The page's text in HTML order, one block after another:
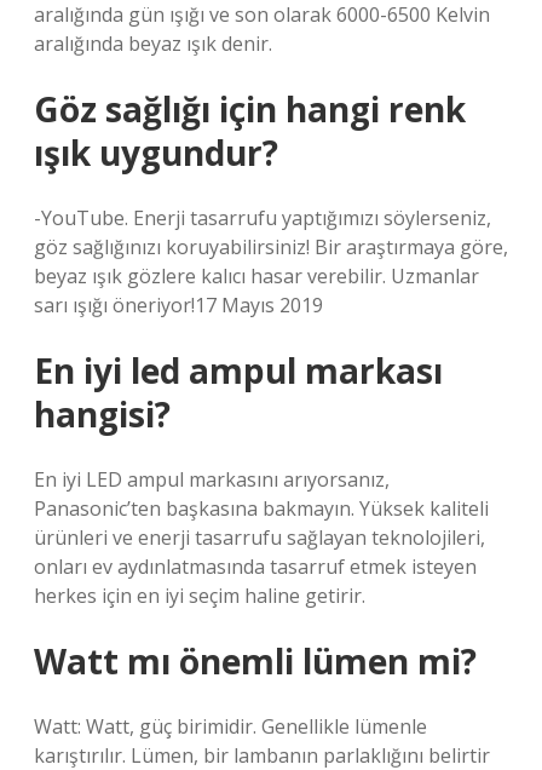
aralığında gün ışığı ve son olarak 6000-6500 Kelvin
aralığında beyaz ışık denir.
Göz sağlığı için hangi renk
ışık uygundur?
-YouTube. Enerji tasarrufu yaptığımızı söylerseniz,
göz sağlığınızı koruyabilirsiniz! Bir araştırmaya göre,
beyaz ışık gözlere kalıcı hasar verebilir. Uzmanlar
sarı ışığı öneriyor!17 Mayıs 2019
En iyi led ampul markası
hangisi?
En iyi LED ampul markasını arıyorsanız,
Panasonic’ten başkasına bakmayın. Yüksek kaliteli
ürünleri ve enerji tasarrufu sağlayan teknolojileri,
onları ev aydınlatmasında tasarruf etmek isteyen
herkes için en iyi seçim haline getirir.
Watt mı önemli lümen mi?
Watt: Watt, güç birimidir. Genellikle lümenle
karıştırılır. Lümen, bir lambanın parlaklığını belirtir